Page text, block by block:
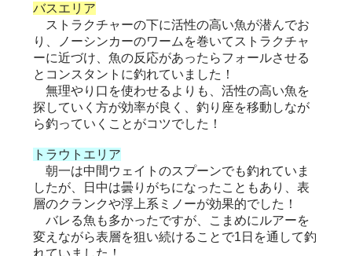
バスエリア
ストラクチャーの下に活性の高い魚が潜んでお
り、ノーシンカーのワームを巻いてストラクチャ
ーに近づけ、魚の反応があったらフォールさせる
とコンスタントに釣れていました！
無理やり口を使わせるよりも、活性の高い魚を
探していく方が効率が良く、釣り座を移動しなが
ら釣っていくことがコツでした！
トラウトエリア
朝一は中間ウェイトのスプーンでも釣れていま
したが、日中は曇りがちになったこともあり、表
層のクランクや浮上系ミノーが効果的でした！
バレる魚も多かったですが、こまめにルアーを
変えながら表層を狙い続けることで1日を通して釣
れていました！